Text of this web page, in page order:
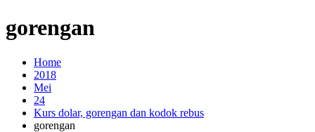
gorengan
Home
2018
Mei
24
Kurs dolar, gorengan dan kodok rebus
gorengan